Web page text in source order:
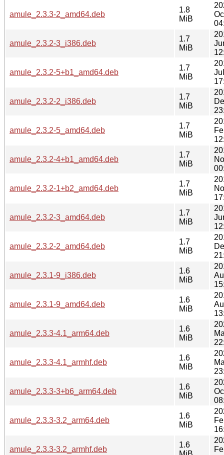
amule_2.3.3-2_amd64.deb
1.8
MiB
amule_2.3.2-3_i386.deb
1.7
MiB
amule_2.3.2-5+b1_amd64.deb
1.7
MiB
amule_2.3.2-2_i386.deb
1.7
MiB
amule_2.3.2-5_amd64.deb
1.7
MiB
amule_2.3.2-4+b1_amd64.deb
1.7
MiB
amule_2.3.2-1+b2_amd64.deb
1.7
MiB
amule_2.3.2-3_amd64.deb
1.7
MiB
amule_2.3.2-2_amd64.deb
1.7
MiB
amule_2.3.1-9_i386.deb
1.6
MiB
amule_2.3.1-9_amd64.deb
1.6
MiB
amule_2.3.3-4.1_arm64.deb
1.6
MiB
amule_2.3.3-4.1_armhf.deb
1.6
MiB
amule_2.3.3-3+b6_arm64.deb
1.6
MiB
amule_2.3.3-3.2_arm64.deb
1.6
MiB
amule_2.3.3-3.2_armhf.deb
1.6